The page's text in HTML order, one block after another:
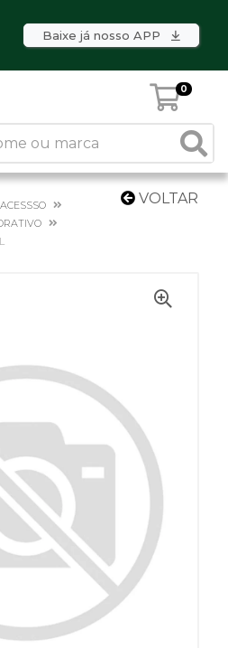
Baixe já nosso APP
0
VOLTAR